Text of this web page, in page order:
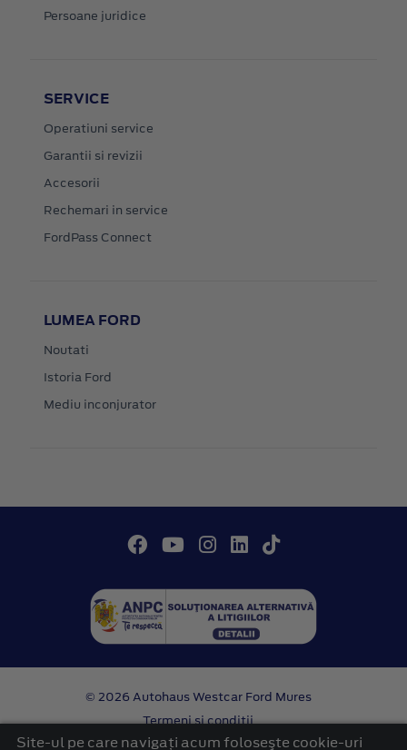
Persoane juridice
SERVICE
Operatiuni service
Garantii si revizii
Accesorii
Rechemari in service
FordPass Connect
LUMEA FORD
Noutati
Istoria Ford
Mediu inconjurator
© 2026 Autohaus Westcar Ford Mures
Termeni si conditii
Confidentialitate
Site-ul pe care navigați acum foloseşte cookie-uri